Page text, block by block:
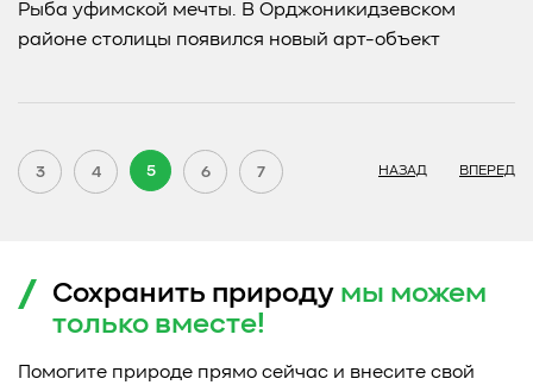
Рыба уфимской мечты. В Орджоникидзевском
районе столицы появился новый арт-объект
3 4 5 6 7 НАЗАД ВПЕРЕД
Сохранить природу мы можем
только вместе!
Помогите природе прямо сейчас и внесите свой